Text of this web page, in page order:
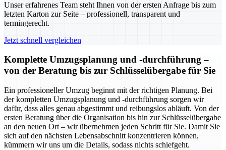
Unser erfahrenes Team steht Ihnen von der ersten Anfrage bis zum
letzten Karton zur Seite – professionell, transparent und
termingerecht.
Jetzt schnell vergleichen
Komplette Umzugsplanung und -durchführung –
von der Beratung bis zur Schlüsselübergabe für Sie
Ein professioneller Umzug beginnt mit der richtigen Planung. Bei
der kompletten Umzugsplanung und -durchführung sorgen wir
dafür, dass alles genau abgestimmt und reibungslos abläuft. Von der
ersten Beratung über die Organisation bis hin zur Schlüsselübergabe
an den neuen Ort – wir übernehmen jeden Schritt für Sie. Damit Sie
sich auf den nächsten Lebensabschnitt konzentrieren können,
kümmern wir uns um die Details, sodass nichts schiefgeht.